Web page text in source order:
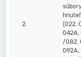
2.
(022,
042A,
/082,
092A,